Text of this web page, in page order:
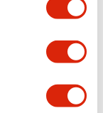
Versteend Houten